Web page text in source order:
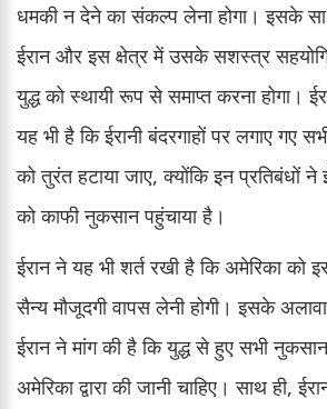
धमकी न देने का संकल्प लेना होगा। इसके
ईरान और इस क्षेत्र में उसके सशस्त्र
युद्ध को स्थायी रूप से समाप्त करना होगा।
यह भी है कि ईरानी बंदरगाहों पर लगाए गए
को तुरंत हटाया जाए, क्योंकि इन प्रतिबंधों ने
को काफी नुकसान पहुंचाया है।
ईरान ने यह भी शर्त रखी है कि अमेरिका को
सैन्य मौजूदगी वापस लेनी होगी। इसके
ईरान ने मांग की है कि युद्ध से हुए सभी
अमेरिका द्वारा की जानी चाहिए। साथ ही,